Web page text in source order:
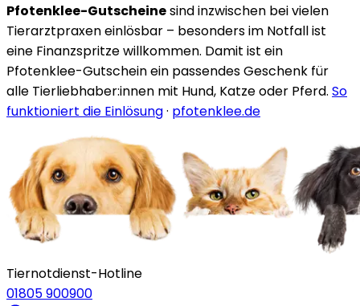
Pfotenklee-Gutscheinesind inzwischen bei vielen
Tierarztpraxen einlösbar – besonders im Notfall ist
eine Finanzspritze willkommen. Damit ist ein
Pfotenklee-Gutschein ein passendes Geschenk für
alle Tierliebhaber:innen mit Hund, Katze oder Pferd. So
funktioniert die Einlösung· pfotenklee.de
Tiernotdienst-Hotline
01805 900900